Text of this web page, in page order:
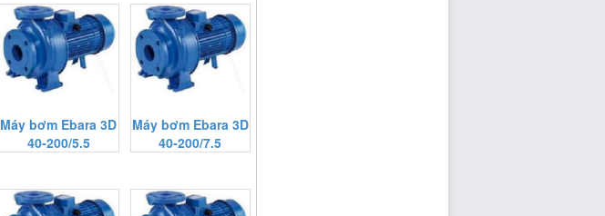
Máy bơm Ebara 3D
40-200/5.5
Máy bơm Ebara 3D
40-200/7.5